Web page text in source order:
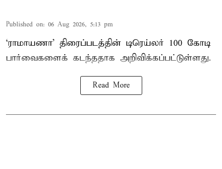
Published on: 06 Aug 2026, 5:13 pm
‘ராமாயணா’ திரைப்படத்தின் டிரெய்லர் 100 கோடி
பார்வைகளைக் கடந்ததாக அறிவிக்கப்பட்டுள்ளது.
Read More